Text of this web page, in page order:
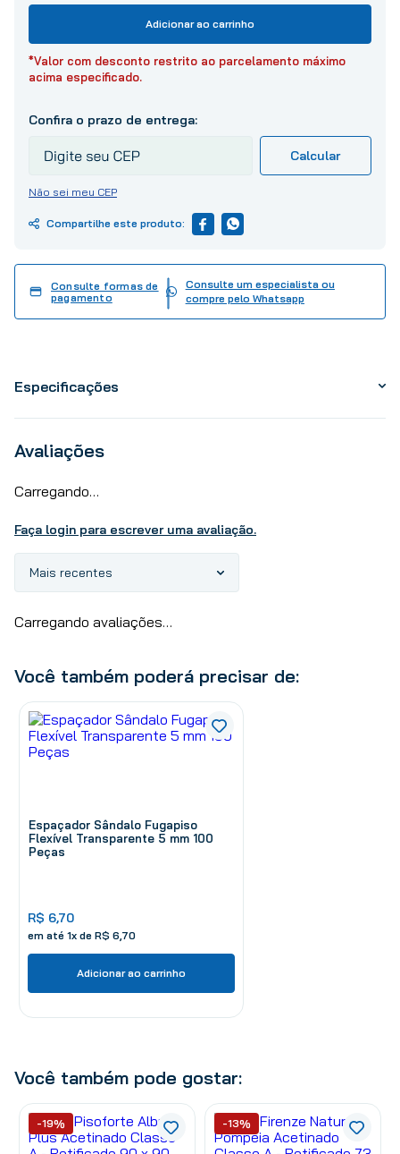
Adicionar ao carrinho
*Valor com desconto restrito ao parcelamento máximo
acima especificado.
Não sei meu CEP
Consulte formas de
pagamento
Consulte um especialista ou
compre pelo Whatsapp
Especificações
Avaliações
Carregando…
Faça login para escrever uma avaliação.
Mais recentes
Carregando avaliações…
Você também poderá precisar de:
Espaçador Sândalo Fugapiso
Flexível Transparente 5 mm 100
Peças
R$ 6,70
em até 1x de R$ 6 70
Adicionar ao carrinho
Você também pode gostar:
-19% -13%